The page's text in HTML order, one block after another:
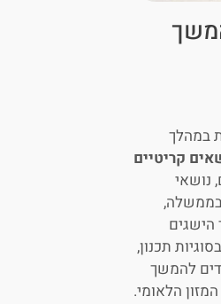
במהלך
קריטיים
נושאי
הישגים
תכנון,
להמשך
הלאומי.